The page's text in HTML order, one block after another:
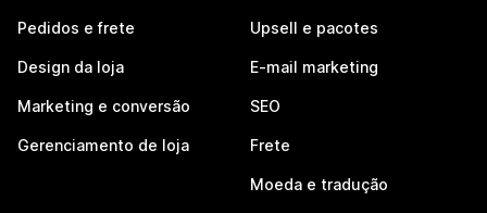
Pedidos e frete
Design da loja
Marketing e conversão
Gerenciamento de loja
Upsell e pacotes
E-mail marketing
SEO
Frete
Moeda e tradução